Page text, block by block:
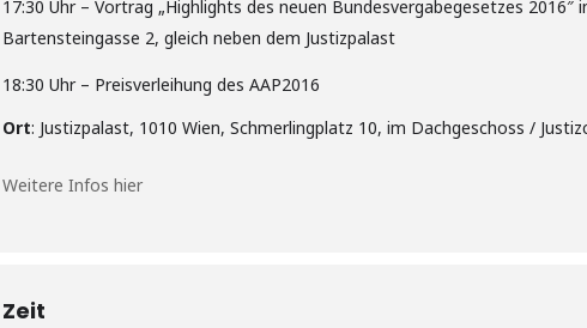
17:30 Uhr – Vortrag „Highlights des neuen Bundesvergabegesetzes
Bartensteingasse 2, gleich neben dem Justizpalast
18:30 Uhr – Preisverleihung des AAP2016
Ort: Justizpalast, 1010 Wien, Schmerlingplatz 10, im Dachgeschoss /
Weitere Infos hier
Zeit